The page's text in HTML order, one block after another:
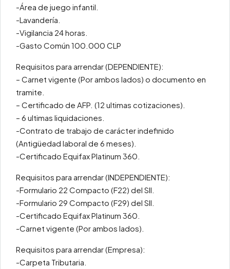
-Área de juego infantil.
-Lavandería.
-Vigilancia 24 horas.
-Gasto Común 100.000 CLP
Requisitos para arrendar (DEPENDIENTE):
– Carnet vigente (Por ambos lados) o documento en
tramite.
– Certificado de AFP. (12 ultimas cotizaciones).
– 6 ultimas liquidaciones.
-Contrato de trabajo de carácter indefinido
(Antigüedad laboral de 6 meses).
-Certificado Equifax Platinum 360.
Requisitos para arrendar (INDEPENDIENTE):
-Formulario 22 Compacto (F22) del SII.
-Formulario 29 Compacto (F29) del SII.
-Certificado Equifax Platinum 360.
-Carnet vigente (Por ambos lados).
Requisitos para arrendar (Empresa):
-Carpeta Tributaria.